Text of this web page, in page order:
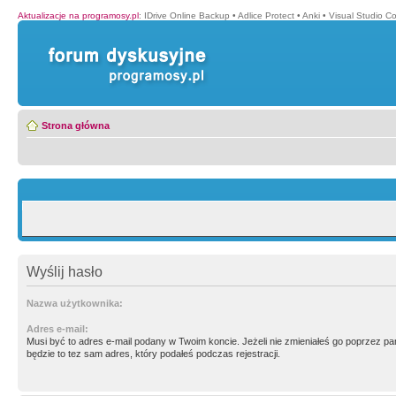
Aktualizacje na programosy.pl: IDrive Online Backup • Adlice Protect • Anki • Visual Studio
Strona główna
Wyślij hasło
Nazwa użytkownika:
Adres e-mail:
Musi być to adres e-mail podany w Twoim koncie. Jeżeli nie zmieniałeś go poprzez
będzie to tez sam adres, który podałeś podczas rejestracji.